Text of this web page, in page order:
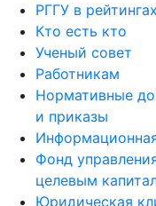
РГГУ в рейтингах
Кто есть кто
Ученый совет
Работникам
Нормативные
и приказы
Фонд
целевым
Юридическая